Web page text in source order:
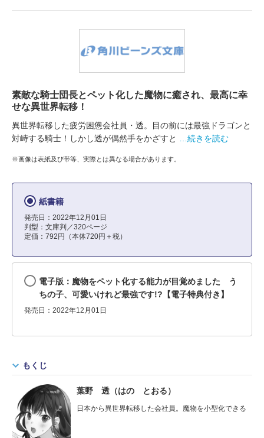
素敵な騎士団長とペット化した魔物に癒され、最高に幸
せな異世界転移！
異世界転移した疲労困憊会社員・透。目の前には最強ドラゴンと
対峙する騎士！しかし透が偶然手をかざすと
…続きを読む
※画像は表紙及び帯等、実際とは異なる場合があります。
紙書籍
発売日：2022年12月01日
判型：文庫判／320ページ
定価：792円（本体720円＋税）
電子版：魔物をペット化する能力が目覚めました う
ちの子、可愛いけれど最強です!?【電子特典付き】
発売日：2022年12月01日
もくじ
葉野 透（はの とおる）
日本から異世界転移した会社員。魔物を小型化できる